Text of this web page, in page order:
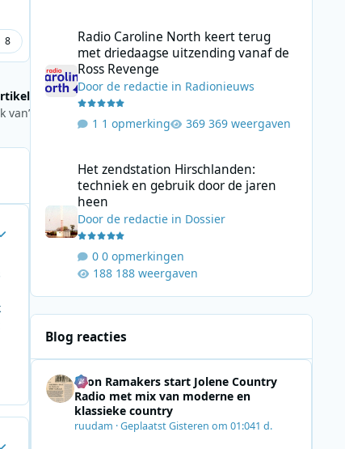
8
van’
stats
Radio Caroline North keert terug
met driedaagse uitzending vanaf de
Ross Revenge
Door de redactiein Radionieuws
1 opmerking 369 weergaven
Het zendstation Hirschlanden: techniek en gebruik door
Het zendstation Hirschlanden:
techniek en gebruik door de jaren
heen
Door de redactiein Dossier
0 opmerkingen
188 weergaven
Blog reacties
Leon Ramakers start Jolene Country
Radio met mix van moderne en
klassieke country
ruudam ·GeplaatstGisteren om 01:041 d.